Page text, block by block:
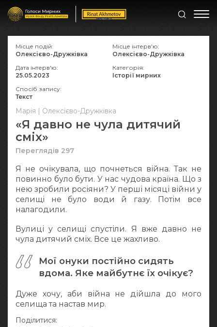
Марія | Олексієво-Дружківка
«Я давно не чула дитячий
сміх»
Переглядів 297
Я не очікувала, що почнеться війна. Так не
повинно було бути. У нас чудова країна. Що з
нею зробили росіяни? У перші місяці війни у
селищі не було води й газу. Потім все
налагодили.
Вулиці у селищі спустіли. Я вже давно не
чула дитячий сміх. Все це жахливо.
Мої онуки постійно сидять
вдома. Яке майбутнє їх очікує?
Дуже хочу, аби війна не дійшла до мого
селища та настав мир.
Поділитися:
Місце подій:
Олексієво-Дружківка
Місце інтерв'ю:
Олексієво-Дружківка
Дата інтерв'ю:
25.05.2023
Категорія:
Історії мирних
Спосіб запису:
Текст